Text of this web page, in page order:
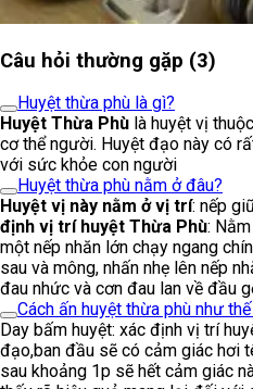
Câu hỏi thường gặp (3)
Huyệt thừa phù là gì?
Huyệt Thừa Phù là huyệt vị
cơ thể người. Huyệt đạo này có
với sức khỏe con người
Huyệt thừa phù nằm ở đâu?
Huyệt vị này nằm ở vị trí: nếp
định vị trí huyệt Thừa Phù:
một nếp nhăn lớn chạy ngang
sau và mông, nhấn nhẹ lên nếp
đau nhức và cơn đau lan về đầu
Cách ấn huyệt thừa phù như
Day bấm huyệt: xác định vị trí
đạo,ban đầu sẽ có cảm giác hơi
sau khoảng 1p sẽ hết cảm giác